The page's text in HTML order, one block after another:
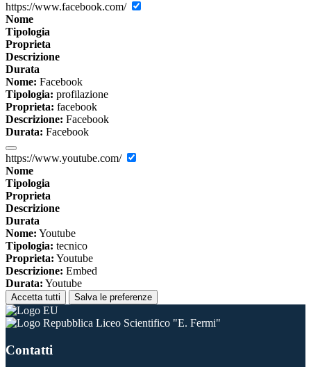
https://www.facebook.com/
Nome
Tipologia
Proprieta
Descrizione
Durata
Nome: Facebook
Tipologia: profilazione
Proprieta: facebook
Descrizione: Facebook
Durata: Facebook
https://www.youtube.com/
Nome
Tipologia
Proprieta
Descrizione
Durata
Nome: Youtube
Tipologia: tecnico
Proprieta: Youtube
Descrizione: Embed
Durata: Youtube
Accetta tutti Salva le preferenze
Liceo Scientifico "E. Fermi"
Contatti